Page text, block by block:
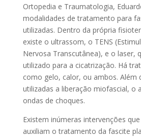
Ortopedia e Traumatologia,
modalidades de tratamento para
utilizadas. Dentro da própria
existe o ultrassom, o TENS
Nervosa Transcutânea), e o laser,
utilizado para a cicatrização. Há
como gelo, calor, ou ambos. Além
utilizadas a liberação miofascial, o
ondas de choques.
Existem inúmeras intervenções
auxiliam o tratamento da fascite